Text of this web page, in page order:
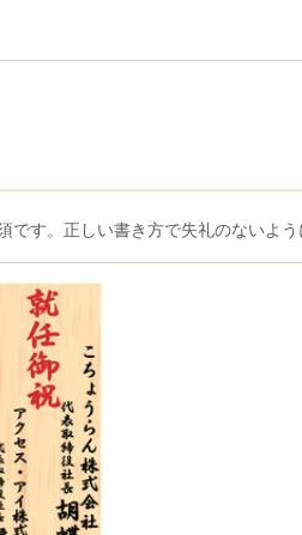
す。正しい書き方で失礼のないよう